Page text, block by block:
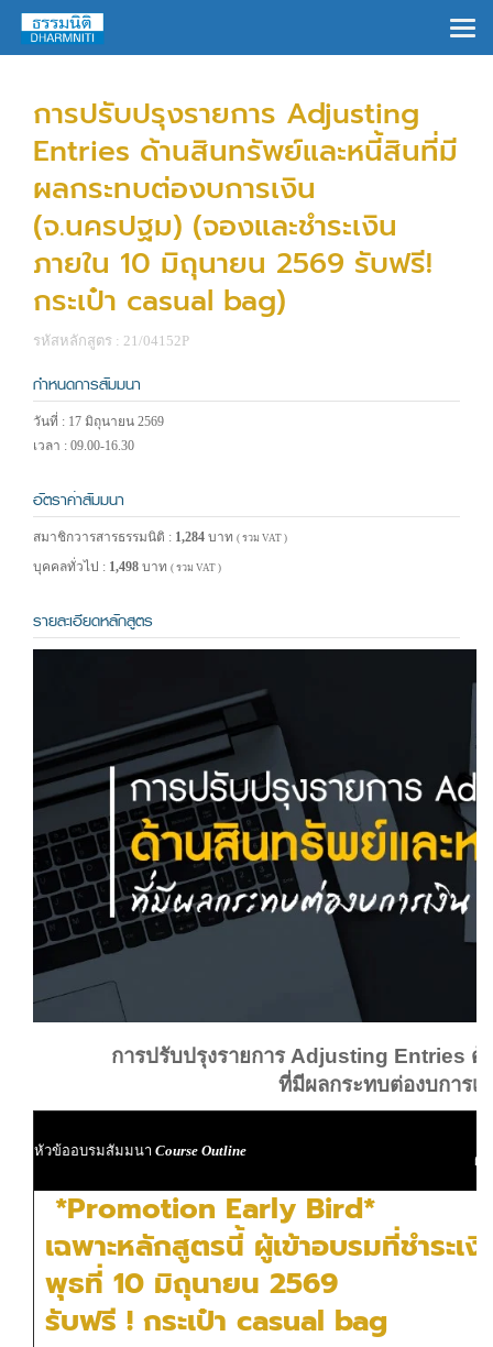
การปรับปรุงรายการ Adjusting
Entries ด้านสินทรัพย์และหนี้สินที่มี
ผลกระทบต่องบการเงิน
(จ.นครปฐม) (จองและชำระเงิน
ภายใน 10 มิถุนายน 2569 รับฟรี!
กระเป๋า casual bag)
รหัสหลักสูตร : 21/04152P
กำหนดการสัมมนา
วันที่ : 17 มิถุนายน 2569
เวลา : 09.00-16.30
อัตราค่าสัมมนา
สมาชิกวารสารธรรมนิติ : 1,284 บาท ( รวม VAT )
บุคคลทั่วไป : 1,498 บาท ( รวม VAT )
รายละเอียดหลักสูตร
การปรับปรุงรายการ Adjusting Entries
ที่มีผลกระทบต่องบการเ
หัวข้ออบรมสัมมนา Course Outline
ผู้
*Promotion Early Bird*
เฉพาะหลักสูตรนี้ ผู้เข้าอบรมที่ชำระเ
พุธที่ 10 มิถุนายน 2569
รับฟรี ! กระเป๋า casual bag
×